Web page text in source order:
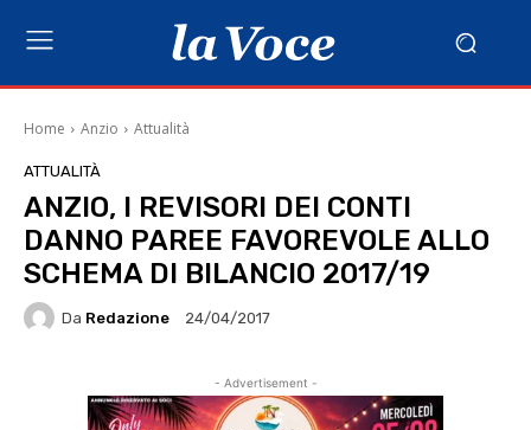
Home Anzio Attualità
ATTUALITÀ
ANZIO, I REVISORI DEI CONTI
DANNO PAREE FAVOREVOLE ALLO
SCHEMA DI BILANCIO 2017/19
Da Redazione 24/04/2017
- Advertisement -